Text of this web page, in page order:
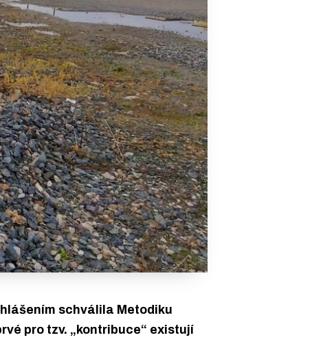
schválila Metodiku
pro tzv. „ kontribuce“ existují